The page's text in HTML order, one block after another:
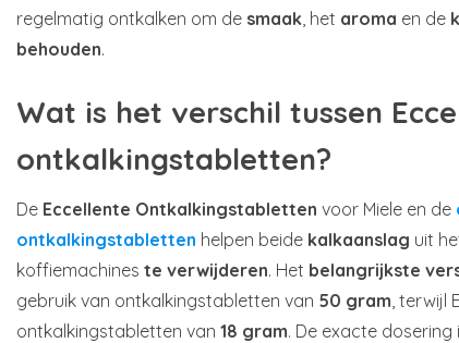
regelmatig ontkalken om de smaak , het aroma en de
behouden.
Wat is het verschil tussen
ontkalkingstabletten?
De Eccellente Ontkalkingstabletten voor Miele en de
ontkalkingstabletten helpen beide kalkaanslag uit
koffiemachines te verwijderen. Het belangrijkste
gebruik van ontkalkingstabletten van 50 gram , terwijl
ontkalkingstabletten van 18 gram. De exacte